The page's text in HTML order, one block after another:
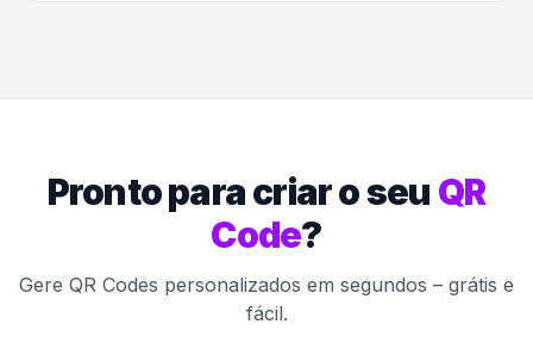
Pronto para criar o seu QR
Code?
Gere QR Codes personalizados em segundos – grátis e
fácil.